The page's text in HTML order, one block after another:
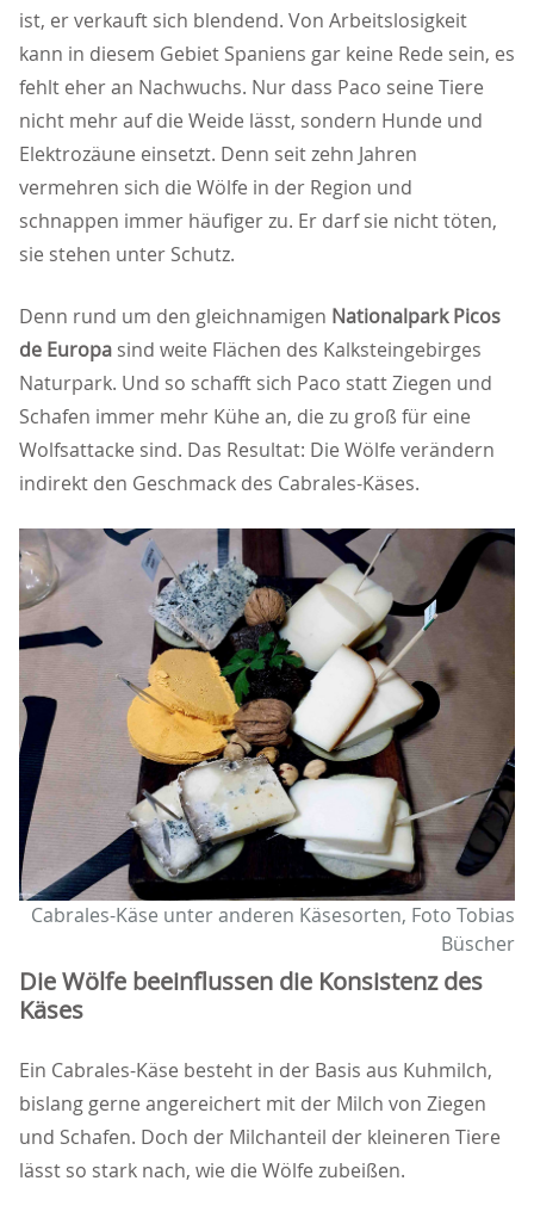
ist, er verkauft sich blendend. Von Arbeitslosigkeit
kann in diesem Gebiet Spaniens gar keine Rede sein, es
fehlt eher an Nachwuchs. Nur dass Paco seine Tiere
nicht mehr auf die Weide lässt, sondern Hunde und
Elektrozäune einsetzt. Denn seit zehn Jahren
vermehren sich die Wölfe in der Region und
schnappen immer häufiger zu. Er darf sie nicht töten,
sie stehen unter Schutz.
Denn rund um den gleichnamigen Nationalpark Picos
de Europa sind weite Flächen des Kalksteingebirges
Naturpark. Und so schafft sich Paco statt Ziegen und
Schafen immer mehr Kühe an, die zu groß für eine
Wolfsattacke sind. Das Resultat: Die Wölfe verändern
indirekt den Geschmack des Cabrales-Käses.
Cabrales-Käse unter anderen Käsesorten, Foto Tobias
Büscher
Die Wölfe beeinflussen die Konsistenz des
Käses
Ein Cabrales-Käse besteht in der Basis aus Kuhmilch,
bislang gerne angereichert mit der Milch von Ziegen
und Schafen. Doch der Milchanteil der kleineren Tiere
lässt so stark nach, wie die Wölfe zubeißen.